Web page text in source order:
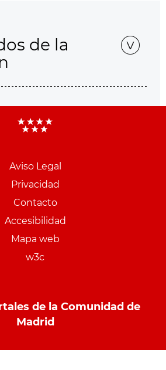
de la
Aviso Legal
Privacidad
Contacto
Accesibilidad
Mapa web
w3c
de la Comunidad de
Madrid